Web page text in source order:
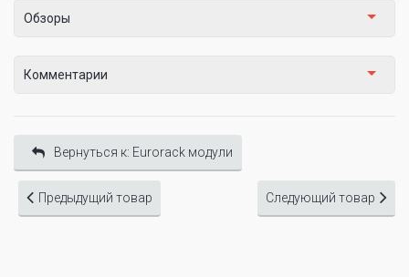
Обзоры
Комментарии
Вернуться к: Eurorack модули
Предыдущий товар Следующий товар